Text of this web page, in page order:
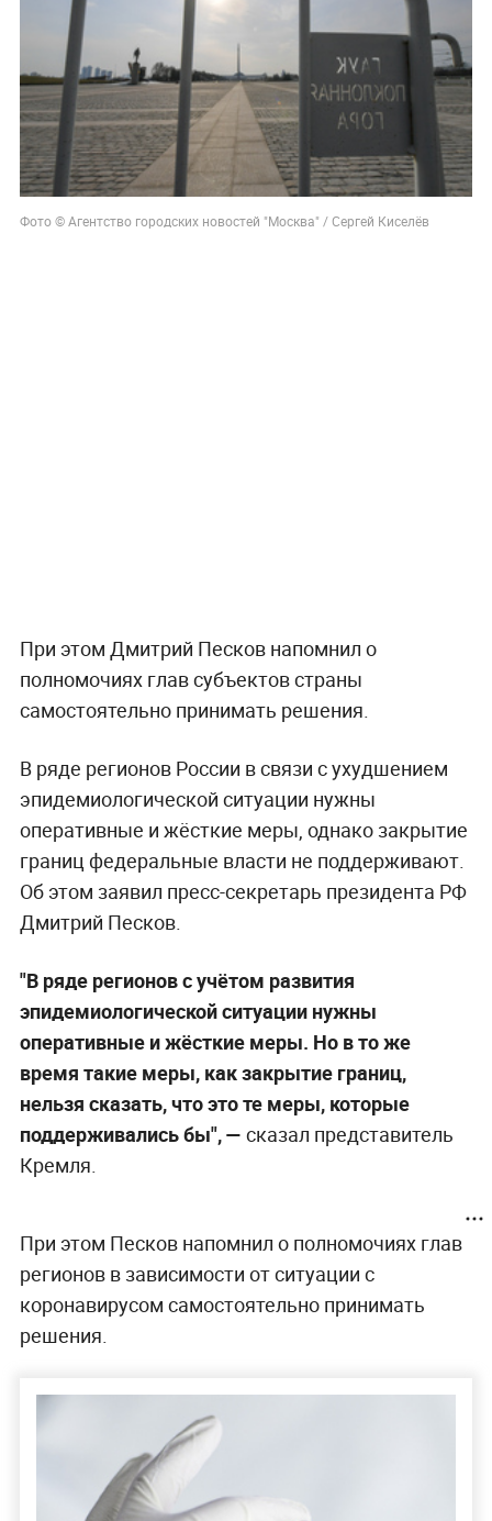
Фото © Агентство городских новостей "Москва" / Сергей Киселёв
При этом Дмитрий Песков напомнил о
полномочиях глав субъектов страны
самостоятельно принимать решения.
В ряде регионов России в связи с ухудшением
эпидемиологической ситуации нужны
оперативные и жёсткие меры, однако закрытие
границ федеральные власти не поддерживают.
Об этом заявил пресс-секретарь президента РФ
Дмитрий Песков.
"В ряде регионов с учётом развития
эпидемиологической ситуации нужны
оперативные и жёсткие меры. Но в то же
время такие меры, как закрытие границ,
нельзя сказать, что это те меры, которые
поддерживались бы", — сказал представитель
Кремля.
При этом Песков напомнил о полномочиях глав
регионов в зависимости от ситуации с
коронавирусом самостоятельно принимать
решения.